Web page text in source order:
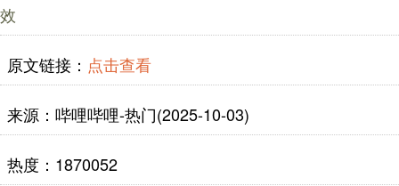
效
原文链接： 点击查看
来源：哔哩哔哩-热门(2025-10-03)
热度：1870052